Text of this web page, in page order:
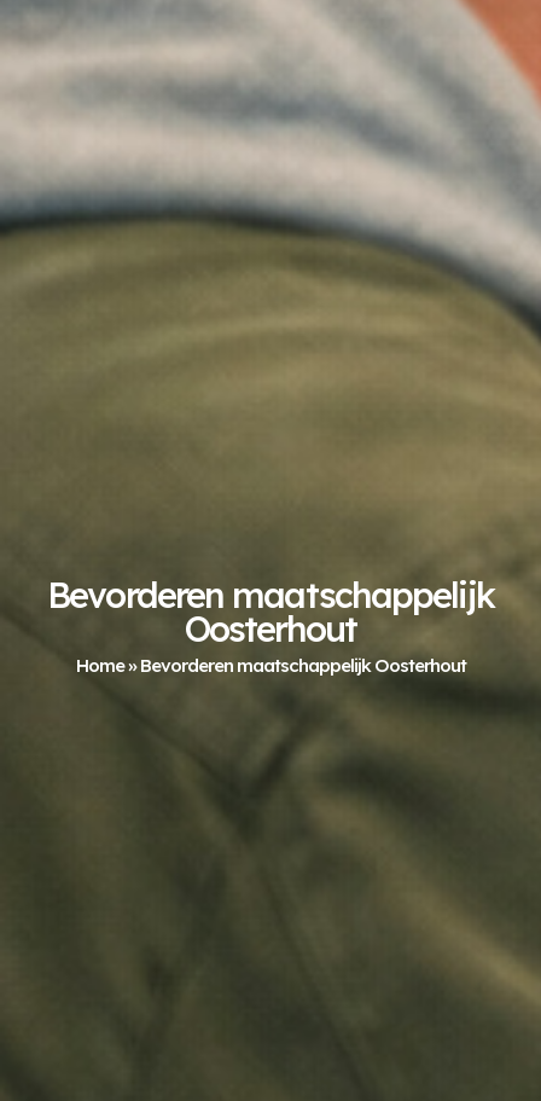
Bevorderen maatschappelijk
Oosterhout
Home»Bevorderen maatschappelijk Oosterhout